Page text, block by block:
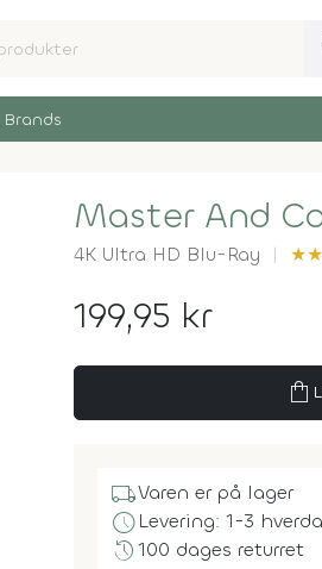
Brands
Master And
4K Ultra HD Blu-Ray ★★
199,95 kr
shopping_bag
local_shippingVaren er på lager
scheduleLevering: 1-3
history100 dages returret